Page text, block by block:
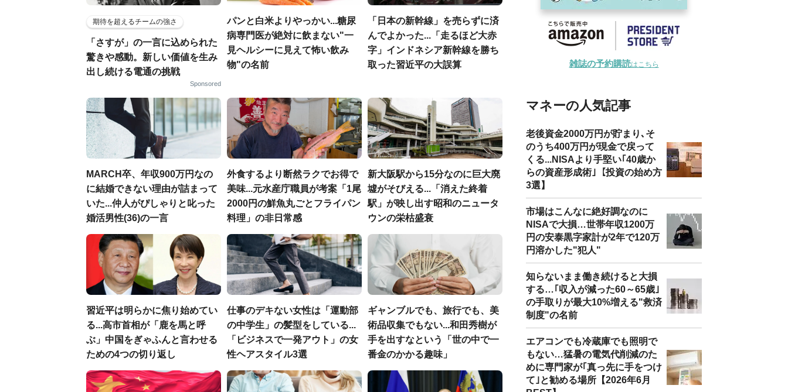
期待を超えるチームの強さ
「さすが」の一言に込められた
驚きや感動。新しい価値を生み
出し続ける電通の挑戦
Sponsored
パンと白米よりやっかい...糖尿
病専門医が絶対に飲まない"一
見ヘルシーに見えて怖い飲み
物"の名前
「日本の新幹線」を売らずに済
んでよかった...「走るほど大赤
字」インドネシア新幹線を勝ち
取った習近平の大誤算
MARCH卒、年収900万円なの
に結婚できない理由が詰まって
いた...仲人がぴしゃりと叱った
婚活男性(36)の一言
外食するより断然ラクでお得で
美味...元水産庁職員が考案「1尾
2000円の鮮魚丸ごとフライパン
料理」の非日常感
新大阪駅から15分なのに巨大廃
墟がそびえる...「消えた終着
駅」が映し出す昭和のニュータ
ウンの栄枯盛衰
習近平は明らかに焦り始めてい
る...高市首相が「鹿を馬と呼
ぶ」中国をぎゃふんと言わせる
ための4つの切り返し
仕事のデキない女性は「運動部
の中学生」の髪型をしている...
「ビジネスで一発アウト」の女
性ヘアスタイル3選
ギャンブルでも、旅行でも、美
術品収集でもない...和田秀樹が
手を出すなという「世の中で一
番金のかかる趣味」
雑誌の予約購読はこちら
マネーの人気記事
老後資金2000万円が貯まり､そ
のうち400万円が現金で戻って
くる...NISAより手堅い｢40歳か
らの資産形成術｣【投資の始め方
3選】
市場はこんなに絶好調なのに
NISAで大損…世帯年収1200万
円の安泰黒字家計が2年で120万
円溶かした"犯人"
知らないまま働き続けると大損
する…｢収入が減った60～65歳｣
の手取りが最大10%増える"救済
制度"の名前
エアコンでも冷蔵庫でも照明で
もない…猛暑の電気代削減のた
めに専門家が｢真っ先に手をつけ
て｣と勧める場所【2026年6月